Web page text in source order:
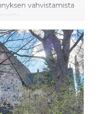
vahvistamista